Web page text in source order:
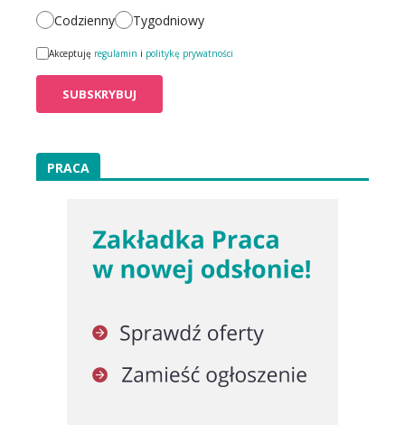
Codzienny Tygodniowy
Akceptuję regulamin i politykę prywatności
PRACA